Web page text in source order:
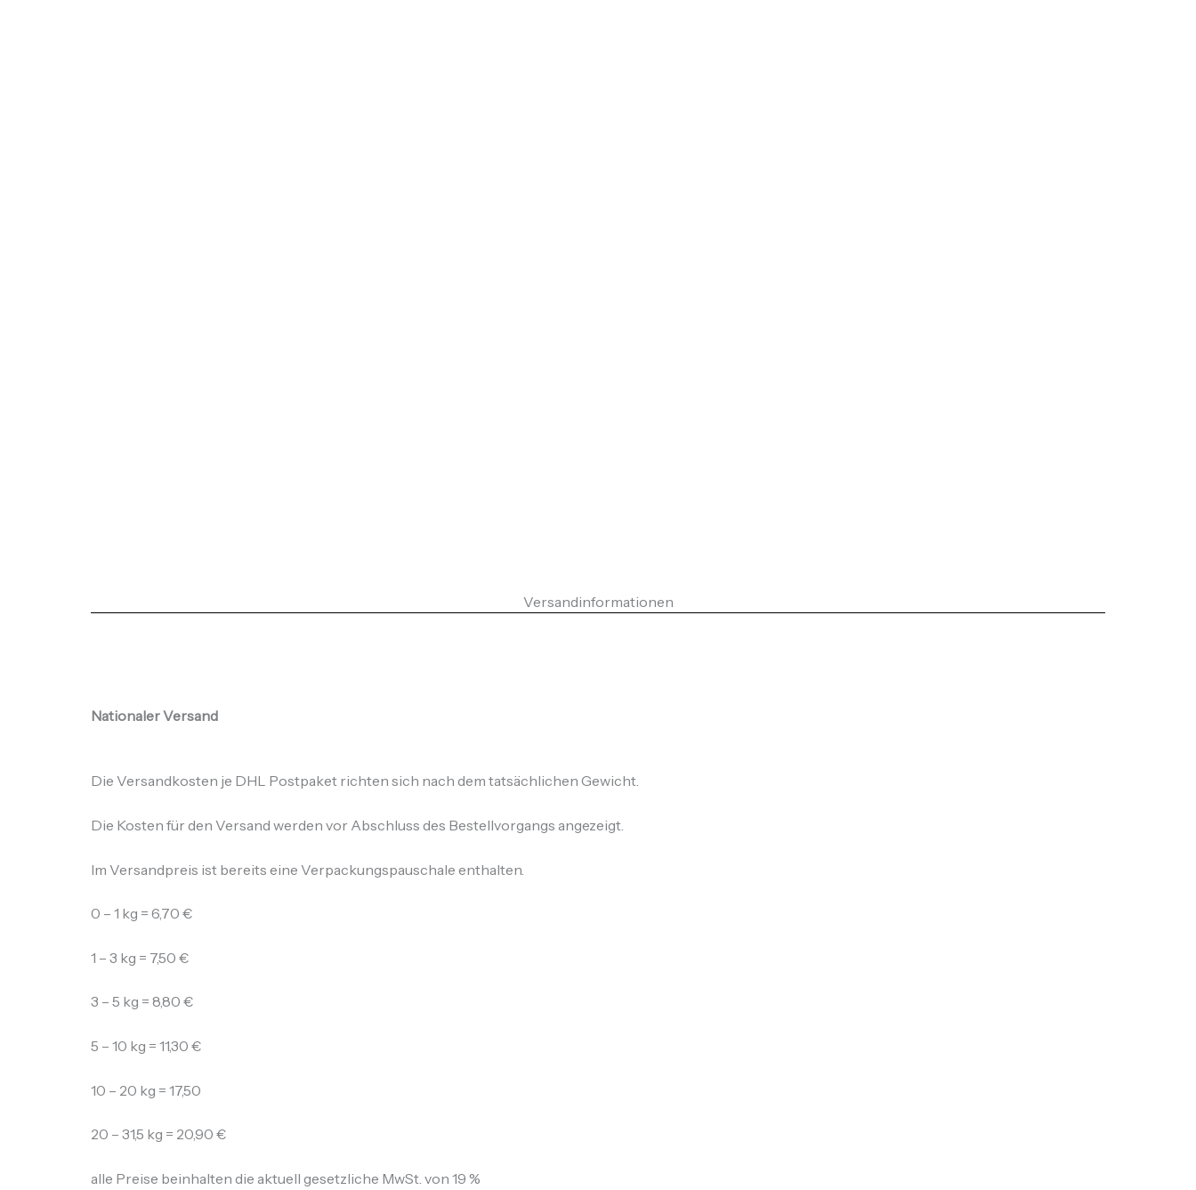
Versandinformationen
Nationaler Versand
Die Versandkosten je DHL Postpaket richten sich nach dem tatsächlichen Gewicht.
Die Kosten für den Versand werden vor Abschluss des Bestellvorgangs angezeigt.
Im Versandpreis ist bereits eine Verpackungspauschale enthalten.
0 – 1 kg = 6,70 €
1 – 3 kg = 7,50 €
3 – 5 kg = 8,80 €
5 – 10 kg = 11,30 €
10 – 20 kg = 17,50
20 – 31,5 kg = 20,90 €
alle Preise beinhalten die aktuell gesetzliche MwSt. von 19 %